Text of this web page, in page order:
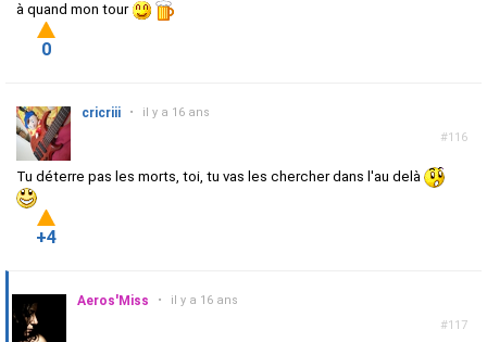
à quand mon tour
0
#116
cricriii • il y a 16 ans
Tu déterre pas les morts, toi, tu vas les chercher dans l'au delà
+4
#117
Aeros'Miss • il y a 16 ans